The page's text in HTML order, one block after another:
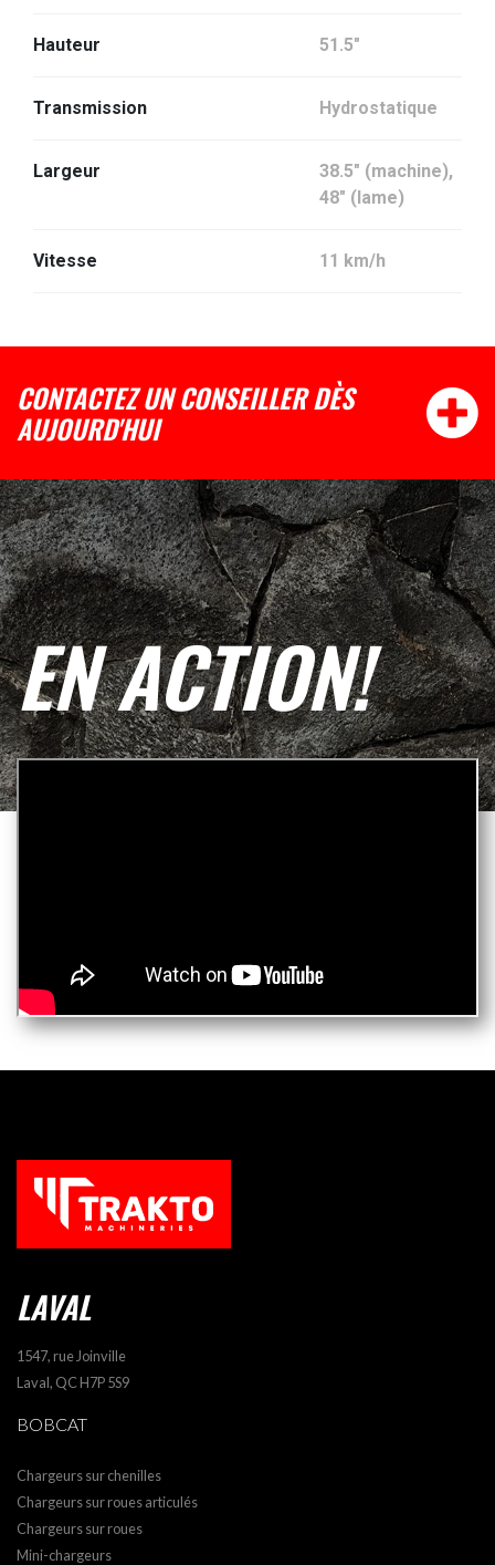
Hauteur 51.5"
Transmission Hydrostatique
Largeur
38.5" (machine),
48" (lame)
Vitesse 11 km/h
CONTACTEZ UN CONSEILLER DÈS
AUJOURD'HUI
EN ACTION!
LAVAL
1547, rue Joinville
Laval, QC H7P 5S9
BOBCAT
Chargeurs sur chenilles
Chargeurs sur roues articulés
Chargeurs sur roues
Mini-chargeurs